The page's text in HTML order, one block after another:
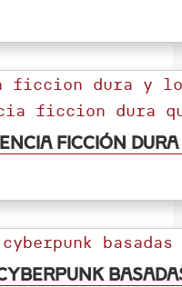
ficción dura